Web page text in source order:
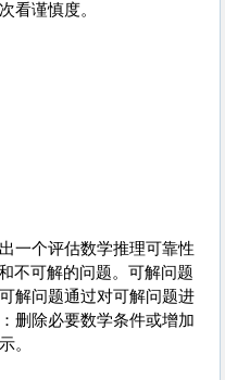
看谨慎度。
一个评估数学推理可靠性
不可解的问题。可解问题
解问题通过对可解问题进
删除必要数学条件或增加
。